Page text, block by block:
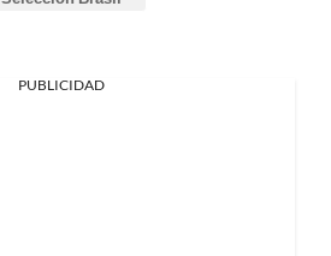
PUBLICIDAD